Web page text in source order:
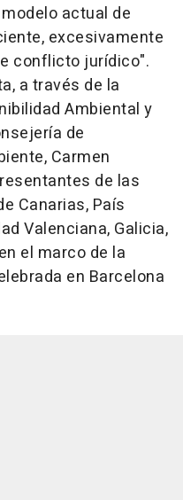
actual de
excesivamente
conflicto jurídico".
a través de la
Ambiental y
de
Carmen
de las
Canarias, País
Valenciana, Galicia,
el marco de la
en Barcelona